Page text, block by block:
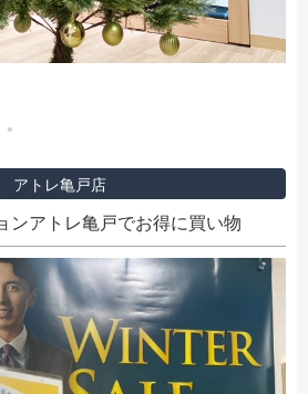
アトレ亀戸店
ンアトレ亀戸でお得に買い物